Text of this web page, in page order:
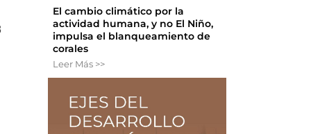
El cambio climático por la
actividad humana, y no El Niño,
impulsa el blanqueamiento de
corales
Leer Más >>